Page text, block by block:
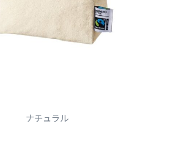
ナチュラル